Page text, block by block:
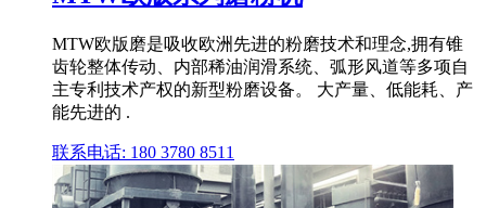
MTW欧版磨是吸收欧洲先进的粉磨技术和理念,拥有锥
齿轮整体传动、内部稀油润滑系统、弧形风道等多项自
主专利技术产权的新型粉磨设备。 大产量、低能耗、产
能先进的 .
联系电话: 180 3780 8511